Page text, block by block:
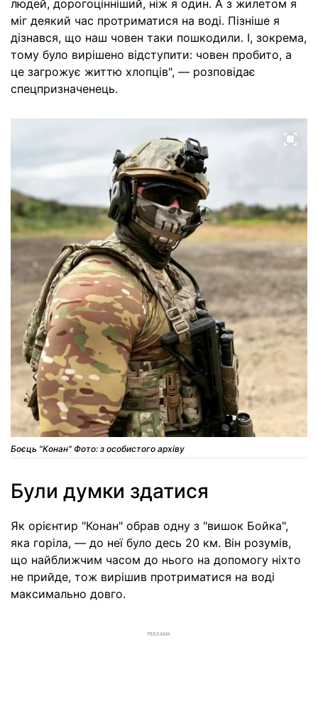
людей, дорогоцінніший, ніж я один. А з жилетом я
міг деякий час протриматися на воді. Пізніше я
дізнався, що наш човен таки пошкодили. І, зокрема,
тому було вирішено відступити: човен пробито, а
це загрожує життю хлопців", — розповідає
спецпризначенець.
Боєць "Конан" Фото: з особистого архіву
Були думки здатися
Як орієнтир "Конан" обрав одну з "вишок Бойка",
яка горіла, — до неї було десь 20 км. Він розумів,
що найближчим часом до нього на допомогу ніхто
не прийде, тож вирішив протриматися на воді
максимально довго.
РЕКЛАМА